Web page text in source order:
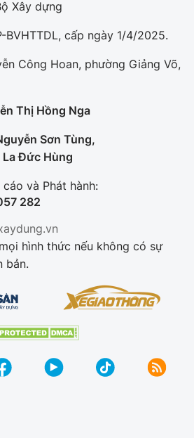
Xây dựng
BVHTTDL, cấp ngày 1/4/2025.
Công Hoan, phường Giảng Võ,
Thị Hồng Nga
Sơn Tùng,
Đức Hùng
cáo và Phát hành:
282
hình thức nếu không có sự
bản.